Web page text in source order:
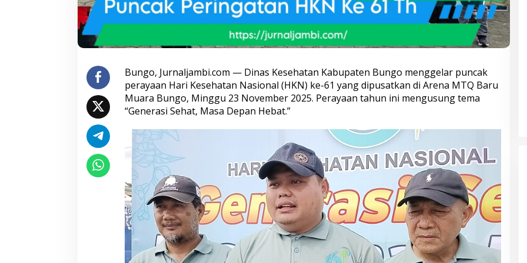
e
a
y
a
a
n
K
N
k
-
6
1
,
d
i
H
a
d
Bungo, Jurnaljambi.com — Dinas Kesehatan Kabupaten Bungo menggelar puncak
perayaan Hari Kesehatan Nasional (HKN) ke-61 yang dipusatkan di Arena MTQ Baru
Muara Bungo, Minggu 23 November 2025. Perayaan tahun ini mengusung tema
“Generasi Sehat, Masa Depan Hebat.”
Bupati Bungo Pimpin Apel
Pengukuhan dan Simulasi SOP